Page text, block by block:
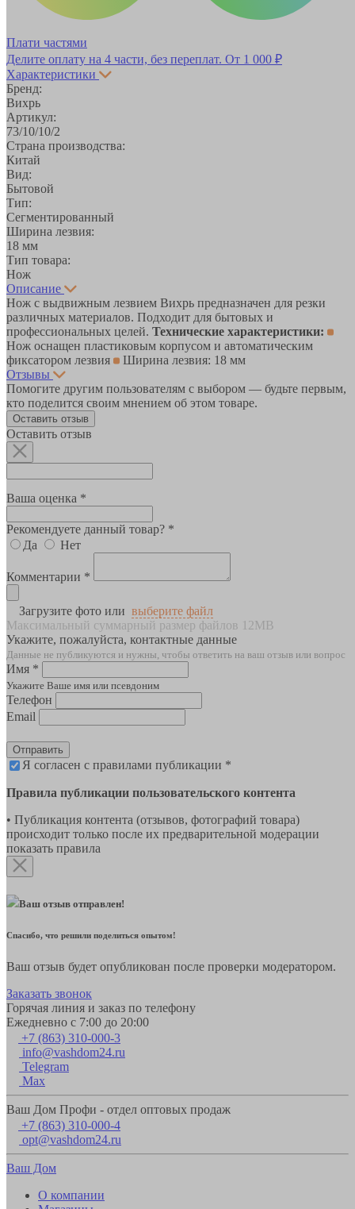
Плати частями
Делите оплату на 4 части, без переплат. От 1 000 ₽
Характеристики
Бренд:
Вихрь
Артикул:
73/10/10/2
Страна производства:
Китай
Вид:
Бытовой
Тип:
Сегментированный
Ширина лезвия:
18 мм
Тип товара:
Нож
Описание
Нож с выдвижным лезвием Вихрь предназначен для резки
различных материалов. Подходит для бытовых и
профессиональных целей. Технические характеристики:
Нож оснащен пластиковым корпусом и автоматическим
фиксатором лезвия
Ширина лезвия: 18 мм
Отзывы
Помогите другим пользователям с выбором — будьте первым,
кто поделится своим мнением об этом товаре.
Оставить отзыв
Оставить отзыв
Ваша оценка *
Рекомендуете данный товар? *
Да
Нет
Комментарии *
Загрузите фото или выберите файл
Максимальный суммарный размер файлов 12MB
Укажите, пожалуйста, контактные данные
Данные не публикуются и нужны, чтобы ответить на ваш отзыв или вопрос
Имя *
Укажите Ваше имя или псевдоним
Телефон
Email
Отправить
Я согласен с правилами публикации *
Правила публикации пользовательского контента
• Публикация контента (отзывов, фотографий товара)
происходит только после их предварительной модерации
показать правила
Ваш отзыв отправлен!
Спасибо, что решили поделиться опытом!
Ваш отзыв будет опубликован после проверки модератором.
Заказать звонок
Горячая линия и заказ по телефону
Ежедневно с 7:00 до 20:00
+7 (863) 310-000-3
info@vashdom24.ru
Telegram
Max
Ваш Дом Профи - отдел оптовых продаж
+7 (863) 310-000-4
opt@vashdom24.ru
Ваш Дом
О компании